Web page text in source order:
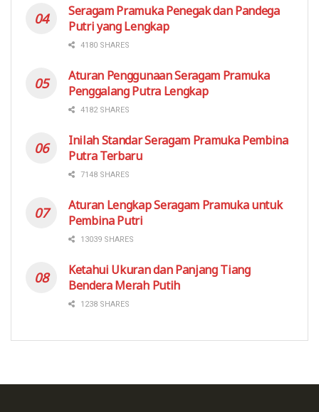
Seragam Pramuka Penegak dan Pandega
Putri yang Lengkap
4180 SHARES
Aturan Penggunaan Seragam Pramuka
Penggalang Putra Lengkap
4182 SHARES
Inilah Standar Seragam Pramuka Pembina
Putra Terbaru
7148 SHARES
Aturan Lengkap Seragam Pramuka untuk
Pembina Putri
13039 SHARES
Ketahui Ukuran dan Panjang Tiang
Bendera Merah Putih
1238 SHARES